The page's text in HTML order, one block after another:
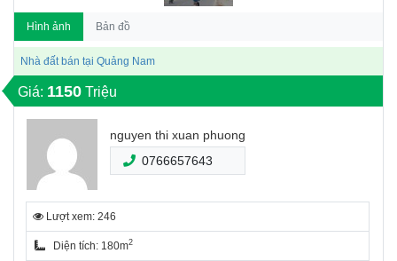
Hình ảnh Bản đồ
Nhà đất bán tại Quảng Nam
Giá: 1150 Triệu
nguyen thi xuan phuong
0766657643
Lượt xem: 246
Diện tích: 180m2